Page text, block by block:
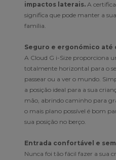
impactos laterais. A
significa que pode manter a
família.
Seguro e ergonómico até
A Cloud G i-Size proporciona
totalmente horizontal para o
passear ou a ver o mundo.
a posição ideal para a sua
mão, abrindo caminho para
o mais plano possível é bom
sua posição no berço.
Entrada confortável e
Nunca foi tão fácil fazer a sua